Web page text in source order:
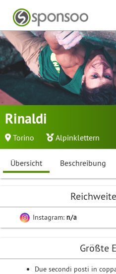
Rinaldi
Torino Alpinklettern
Übersicht Beschreibung
Instagram: n/a
Größte
Due secondi posti in